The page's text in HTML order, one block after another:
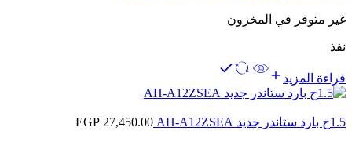
غير متوفر في المخزون
نفذ
قراءة المزيد
1.5ح بارد ستاندر جديد AH-A12ZSEA EGP 27,450.00